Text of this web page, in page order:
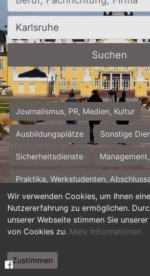
Wir verwenden Cookies, um Ihnen
Nutzererfahrung zu ermöglichen.
unserer Webseite stimmen Sie
von Cookies zu. Mehr Informationen
Zustimmen
Ort, Stadt
Suchen
Journalismus, PR, Medien, Kultur
Ausbildungsplätze Sonstige
Sicherheitsdienste
Praktika, Werkstudenten,
Personalwesen Assistenz,
Hilfskräfte, Aushilfs- und Nebenjobs
Weiterbildung, Studium, duale